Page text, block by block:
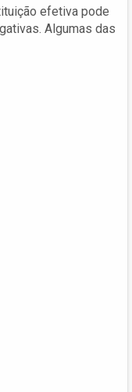
efetiva pode
Algumas das